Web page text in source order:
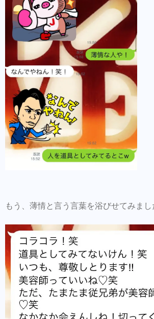
もう、薄情と言う言葉を浴びせてみまし